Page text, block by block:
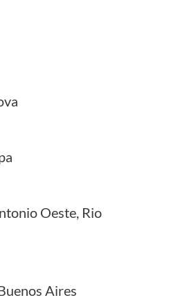
Oeste, Rio
Aires